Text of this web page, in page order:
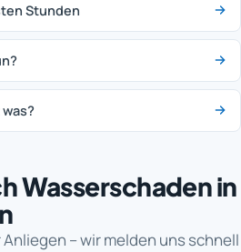
Stunden
Wasserschaden in
– wir melden uns schnell